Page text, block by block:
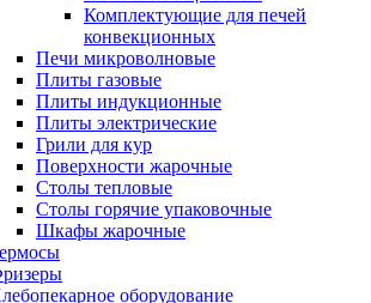
Комплектующие для печей
конвекционных
Печи микроволновые
Плиты газовые
Плиты индукционные
Плиты электрические
Грили для кур
Поверхности жарочные
Столы тепловые
Столы горячие упаковочные
Шкафы жарочные
оборудование